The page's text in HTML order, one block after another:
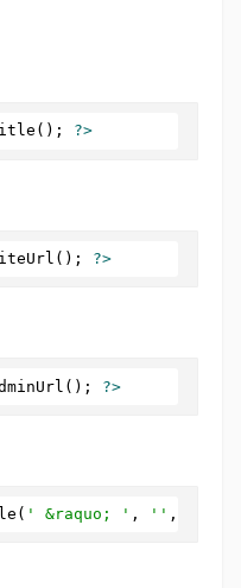
?>
?>
?>
' &raquo; ' , '' ,